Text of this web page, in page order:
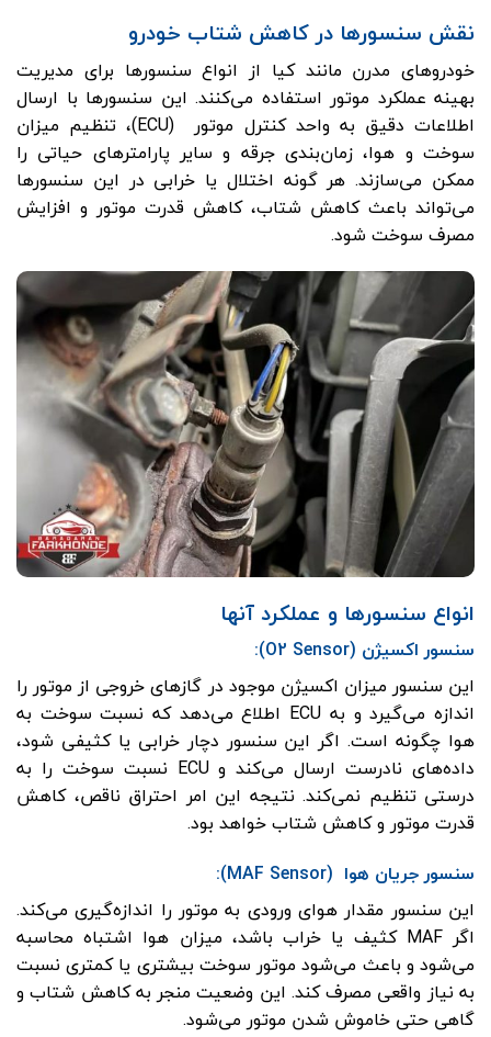
نقش سنسورها در کاهش شتاب خودرو
خودروهای مدرن مانند کیا از انواع سنسورها برای مدیریت
بهینه عملکرد موتور استفاده می‌کنند. این سنسورها با ارسال
اطلاعات دقیق به واحد کنترل موتور (ECU)، تنظیم میزان
سوخت و هوا، زمان‌بندی جرقه و سایر پارامترهای حیاتی را
ممکن می‌سازند. هر گونه اختلال یا خرابی در این سنسورها
می‌تواند باعث کاهش شتاب، کاهش قدرت موتور و افزایش
مصرف سوخت شود.
انواع سنسورها و عملکرد آنها
سنسور اکسیژن (O2 Sensor):
این سنسور میزان اکسیژن موجود در گازهای خروجی از موتور را
اندازه می‌گیرد و به ECU اطلاع می‌دهد که نسبت سوخت به
هوا چگونه است. اگر این سنسور دچار خرابی یا کثیفی شود،
داده‌های نادرست ارسال می‌کند و ECU نسبت سوخت را به
درستی تنظیم نمی‌کند. نتیجه این امر احتراق ناقص، کاهش
قدرت موتور و کاهش شتاب خواهد بود.
سنسور جریان هوا (MAF Sensor):
این سنسور مقدار هوای ورودی به موتور را اندازه‌گیری می‌کند.
اگر MAF کثیف یا خراب باشد، میزان هوا اشتباه محاسبه
می‌شود و باعث می‌شود موتور سوخت بیشتری یا کمتری نسبت
به نیاز واقعی مصرف کند. این وضعیت منجر به کاهش شتاب و
گاهی حتی خاموش شدن موتور می‌شود.